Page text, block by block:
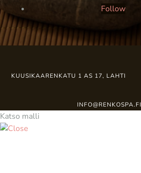
Follow
KUUSIKAARENKATU 1 AS 17, LAHTI
INFO@RENKOSPA.FI
Katso malli